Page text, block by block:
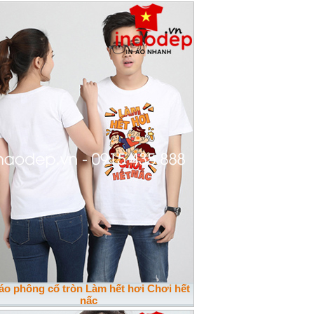
phông cổ tròn Làm hết hơi Chơi hết
nấc